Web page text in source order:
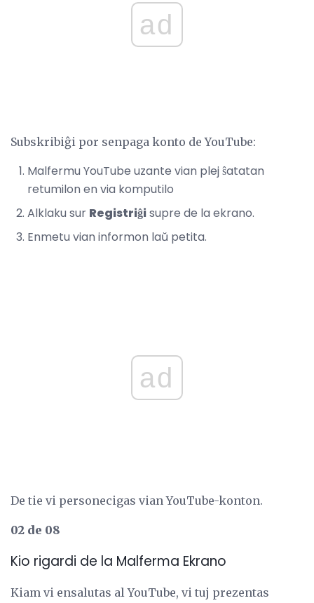
ad
Subskribiĝi por senpaga konto de YouTube:
Malfermu YouTube uzante vian plej ŝatatan
retumilon en via komputilo
Alklaku sur Registriĝisupre de la ekrano.
Enmetu vian informon laŭ petita.
ad
De tie vi personecigas vian YouTube-konton.
02 de 08
Kio rigardi de la Malferma Ekrano
Kiam vi ensalutas al YouTube, vi tuj prezentas